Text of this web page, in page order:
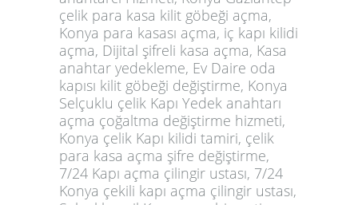
çelik para kasa kilit göbeği açma,
Konya para kasası açma, iç kapı kilidi
açma, Dijital şifreli kasa açma, Kasa
anahtar yedekleme, Ev Daire oda
kapısı kilit göbeği değiştirme, Konya
Selçuklu çelik Kapı Yedek anahtarı
açma çoğaltma değiştirme hizmeti,
Konya çelik Kapı kilidi tamiri, çelik
para kasa açma şifre değiştirme,
7/24 Kapı açma çilingir ustası, 7/24
Konya çekili kapı açma çilingir ustası,